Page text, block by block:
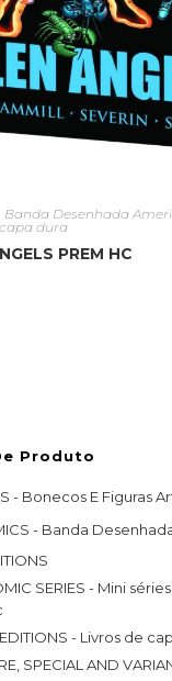
Banda Desenhada
capa dura
PREM HC
Produto
- Bonecos E Figuras
- Banda
SERIES - Mini
- Livros de
SPECIAL AND